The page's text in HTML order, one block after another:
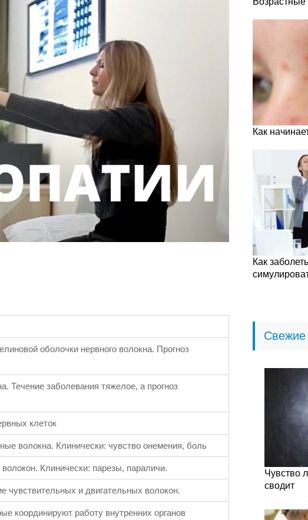
оболочки нервного волокна. Прогноз
Течение заболевания тяжелое, а прогноз
клеток
волокна. Клинически: чувство онемения, боль
Клинически: парезы, параличи.
чувствительных и двигательных волокон.
координируют работу внутренних органов
Как
Как
Свежие
Чувство
сводит